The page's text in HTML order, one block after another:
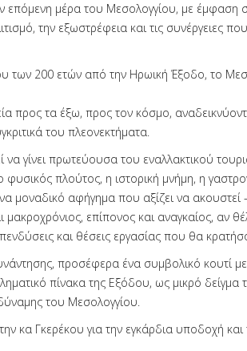
επόμενη μέρα του Μεσολογγίου, με έμφαση
την εξωστρέφεια και τις συνέργειες
των 200 ετών από την Ηρωική Έξοδο, το
προς τα έξω, προς τον κόσμο,
του πλεονεκτήματα.
να γίνει πρωτεύουσα του εναλλακτικού
πλούτος, η ιστορική μνήμη, η
μοναδικό αφήγημα που αξίζει να
μακροχρόνιος, επίπονος και αναγκαίος, αν
και θέσεις εργασίας που θα
προσέφερα ένα συμβολικό κουτί
πίνακα της Εξόδου, ως μικρό δείγμα
του Μεσολογγίου.
κα Γκερέκου για την εγκάρδια υποδοχή